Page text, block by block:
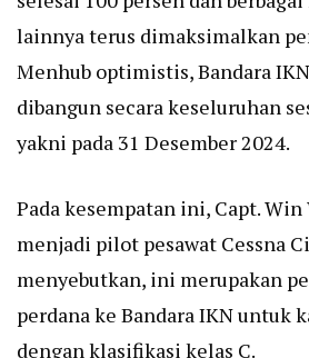
lainnya terus dimaksimalkan
Menhub optimistis, Bandara
dibangun secara keseluruhan
yakni pada 31 Desember 2024.
Pada kesempatan ini, Capt. Win
menjadi pilot pesawat Cessna
menyebutkan, ini merupakan
perdana ke Bandara IKN untuk
dengan klasifikasi kelas C.